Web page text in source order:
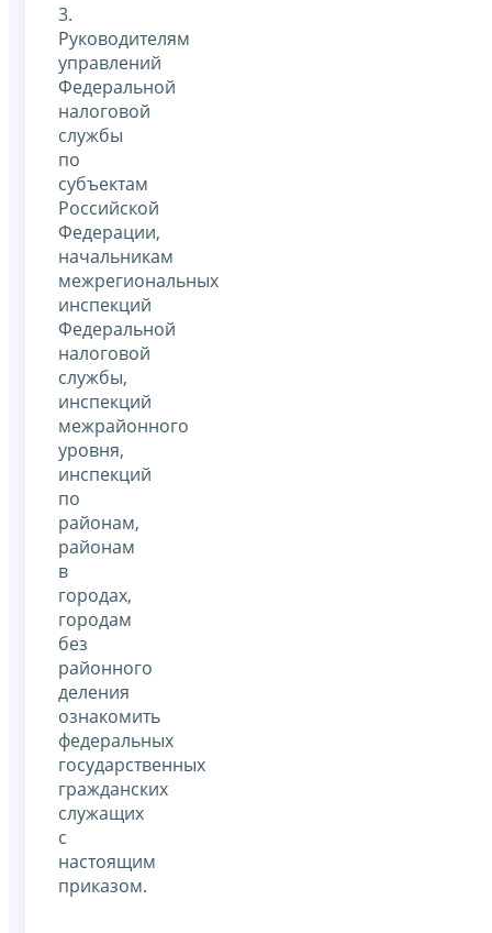
3.
Руководителям
управлений
Федеральной
налоговой
службы
по
субъектам
Российской
Федерации,
начальникам
межрегиональных
инспекций
Федеральной
налоговой
службы,
инспекций
межрайонного
уровня,
инспекций
по
районам,
районам
в
городах,
городам
без
районного
деления
ознакомить
федеральных
государственных
гражданских
служащих
с
настоящим
приказом.